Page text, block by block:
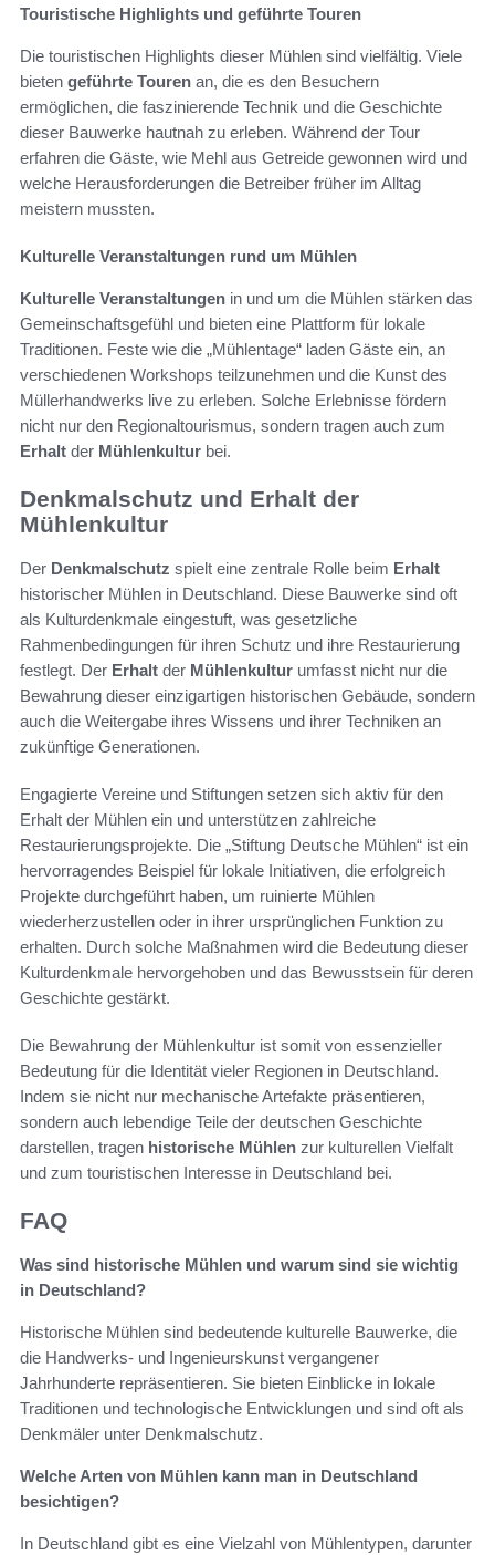
Touristische Highlights und geführte Touren
Die touristischen Highlights dieser Mühlen sind vielfältig. Viele
bieten geführte Touren an, die es den Besuchern
ermöglichen, die faszinierende Technik und die Geschichte
dieser Bauwerke hautnah zu erleben. Während der Tour
erfahren die Gäste, wie Mehl aus Getreide gewonnen wird und
welche Herausforderungen die Betreiber früher im Alltag
meistern mussten.
Kulturelle Veranstaltungen rund um Mühlen
Kulturelle Veranstaltungen in und um die Mühlen stärken das
Gemeinschaftsgefühl und bieten eine Plattform für lokale
Traditionen. Feste wie die „Mühlentage“ laden Gäste ein, an
verschiedenen Workshops teilzunehmen und die Kunst des
Müllerhandwerks live zu erleben. Solche Erlebnisse fördern
nicht nur den Regionaltourismus, sondern tragen auch zum
Erhalt der Mühlenkultur bei.
Denkmalschutz und Erhalt der
Mühlenkultur
Der Denkmalschutz spielt eine zentrale Rolle beim Erhalt
historischer Mühlen in Deutschland. Diese Bauwerke sind oft
als Kulturdenkmale eingestuft, was gesetzliche
Rahmenbedingungen für ihren Schutz und ihre Restaurierung
festlegt. Der Erhalt der Mühlenkultur umfasst nicht nur die
Bewahrung dieser einzigartigen historischen Gebäude, sondern
auch die Weitergabe ihres Wissens und ihrer Techniken an
zukünftige Generationen.
Engagierte Vereine und Stiftungen setzen sich aktiv für den
Erhalt der Mühlen ein und unterstützen zahlreiche
Restaurierungsprojekte. Die „Stiftung Deutsche Mühlen“ ist ein
hervorragendes Beispiel für lokale Initiativen, die erfolgreich
Projekte durchgeführt haben, um ruinierte Mühlen
wiederherzustellen oder in ihrer ursprünglichen Funktion zu
erhalten. Durch solche Maßnahmen wird die Bedeutung dieser
Kulturdenkmale hervorgehoben und das Bewusstsein für deren
Geschichte gestärkt.
Die Bewahrung der Mühlenkultur ist somit von essenzieller
Bedeutung für die Identität vieler Regionen in Deutschland.
Indem sie nicht nur mechanische Artefakte präsentieren,
sondern auch lebendige Teile der deutschen Geschichte
darstellen, tragen historische Mühlen zur kulturellen Vielfalt
und zum touristischen Interesse in Deutschland bei.
FAQ
Was sind historische Mühlen und warum sind sie wichtig
in Deutschland?
Historische Mühlen sind bedeutende kulturelle Bauwerke, die
die Handwerks- und Ingenieurskunst vergangener
Jahrhunderte repräsentieren. Sie bieten Einblicke in lokale
Traditionen und technologische Entwicklungen und sind oft als
Denkmäler unter Denkmalschutz.
Welche Arten von Mühlen kann man in Deutschland
besichtigen?
In Deutschland gibt es eine Vielzahl von Mühlentypen, darunter